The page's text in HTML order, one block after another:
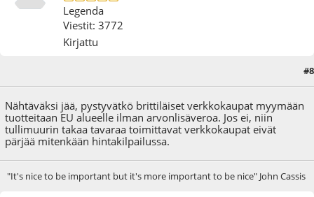
Legenda
Viestit: 3772
Kirjattu
#8
Nähtäväksi jää, pystyvätkö brittiläiset verkkokaupat myymään
tuotteitaan EU alueelle ilman arvonlisäveroa. Jos ei, niin
tullimuurin takaa tavaraa toimittavat verkkokaupat eivät
pärjää mitenkään hintakilpailussa.
"It's nice to be important but it's more important to be nice" John Cassis